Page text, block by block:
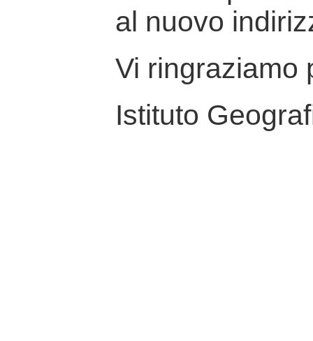
al nuovo
Vi ringraziamo
Istituto